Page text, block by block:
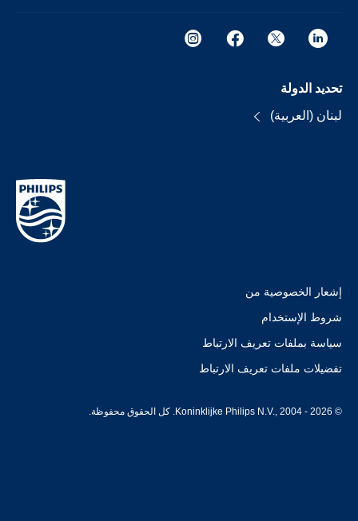
تحديد الدولة
لبنان (العربية)
إشعار الخصوصية من
شروط الإستخدام
سياسة بملفات تعريف الارتباط
تفضيلات ملفات تعريف الارتباط
© Koninklijke Philips N.V., 2004 - 2026. كل الحقوق محفوظة.